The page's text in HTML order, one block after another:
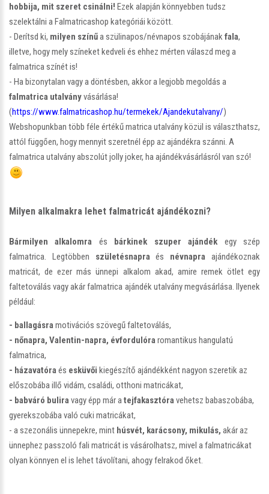
hobbija, mit szeret csinálni! Ezek alapján könnyebben tudsz
szelektálni a Falmatricashop kategóriái között.
- Derítsd ki, milyen színűa szülinapos/névnapos szobájának fala,
illetve, hogy mely színeket kedveli és ehhez mérten válaszd meg a
falmatrica színét is!
- Ha bizonytalan vagy a döntésben, akkor a legjobb megoldás a
falmatrica utalványvásárlása!
(https://www.falmatricashop.hu/termekek/Ajandekutalvany/)
Webshopunkban több féle értékű matrica utalvány közül is választhatsz,
attól függően, hogy mennyit szeretnél épp az ajándékra szánni. A
falmatrica utalvány abszolút jolly joker, ha ajándékvásárlásról van szó!
Milyen alkalmakra lehet falmatricát ajándékozni?
Bármilyen alkalomra és bárkinek szuper ajándékegy szép
falmatrica. Legtöbben születésnapraés névnapra ajándékoznak
matricát, de ezer más ünnepi alkalom akad, amire remek ötlet egy
faltetoválás vagy akár falmatrica ajándék utalvány megvásárlása. Ilyenek
például:
- ballagásramotivációs szövegű faltetoválás,
- nőnapra, Valentin-napra, évfordulóraromantikus hangulatú
falmatrica,
- házavatóraés esküvői kiegészítő ajándékként nagyon szeretik az
előszobába illő vidám, családi, otthoni matricákat,
- babváró buliravagy épp már atejfakasztóravehetsz babaszobába,
gyerekszobába való cuki matricákat,
- a szezonális ünnepekre, mint húsvét, karácsony, mikulás, akár az
ünnephez passzoló fali matricát is vásárolhatsz, mivel a falmatricákat
olyan könnyen el is lehet távolítani, ahogy felrakod őket.